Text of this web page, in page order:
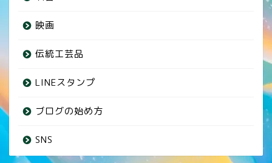
映画
伝統工芸品
LINEスタンプ
ブログの始め方
SNS